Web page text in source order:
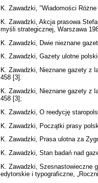
K. Zawadzki, "Wiadomości
K. Zawadzki, Akcja prasowa
myśli strategicznej, Warszawa
K. Zawadzki, Dwie nieznane
K. Zawadzki, Gazety ulotne
K. Zawadzki, Nieznane gazety z
458 [3].
K. Zawadzki, Nieznane gazety z
458 [3];
K. Zawadzki, O reedycję
K. Zawadzki, Początki prasy
K. Zawadzki, Prasa ulotna za
K. Zawadzki, Stan badań nad
K. Zawadzki, Szesnastowieczne
edytorskie i typograficzne,